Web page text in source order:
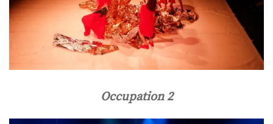
Occupation 2